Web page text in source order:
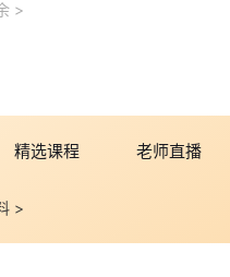
评价网
入口
全国会计资格报名
精选课程 老师直播
>